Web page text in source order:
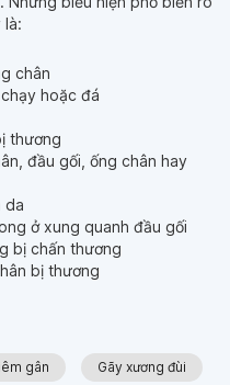
là:
chân
hoặc đá
thương
đầu gối, ống chân hay
da
ở xung quanh đầu gối
bị chấn thương
bị thương
gân Gãy xương đùi